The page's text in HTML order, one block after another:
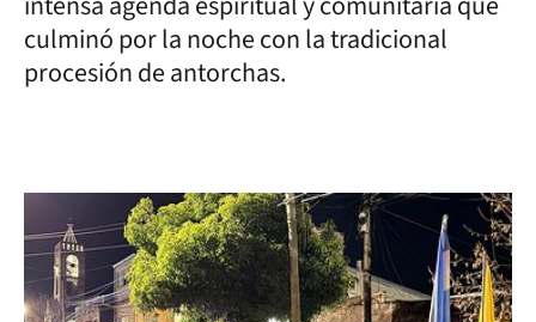
culminó por la noche con la tradicional
procesión de antorchas.